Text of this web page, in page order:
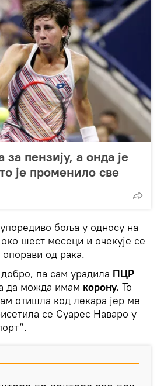
за пензију, а онда је
је променило све
боља у односу на
шест месеци и очекује се
од рака.
па сам урадила ПЦР
да можда имам корону. То
отишла код лекара јер ме
се Суарес Наваро у